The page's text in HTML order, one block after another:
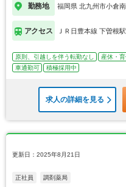
勤務地 福岡県 北九州市小倉
アクセス ＪＲ日豊本線 下曽根駅
原則、引越しを伴う転勤なし 産休・
車通勤可
積極採用中
求人の詳細を見る
更新日：2025年8月21日
正社員 調剤薬局